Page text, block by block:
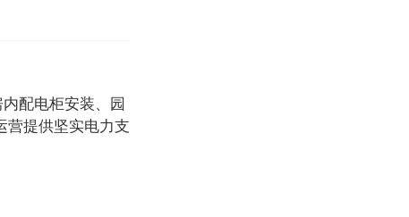
配电柜安装、园
营提供坚实电力支